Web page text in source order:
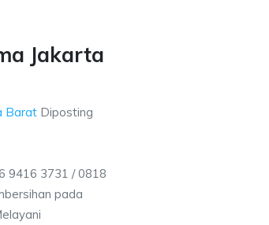
Jakarta
Barat Diposting
9416 3731 / 0818
pada